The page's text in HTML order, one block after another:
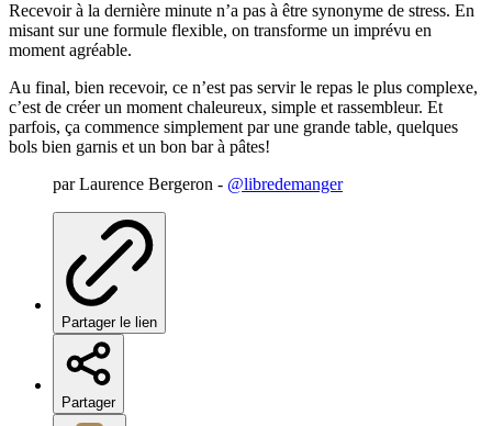
Recevoir à la dernière minute n’a pas à être synonyme de stress. En
misant sur une formule flexible, on transforme un imprévu en
moment agréable.
Au final, bien recevoir, ce n’est pas servir le repas le plus complexe,
c’est de créer un moment chaleureux, simple et rassembleur. Et
parfois, ça commence simplement par une grande table, quelques
bols bien garnis et un bon bar à pâtes!
par Laurence Bergeron - @libredemanger
Partager le lien
Partager